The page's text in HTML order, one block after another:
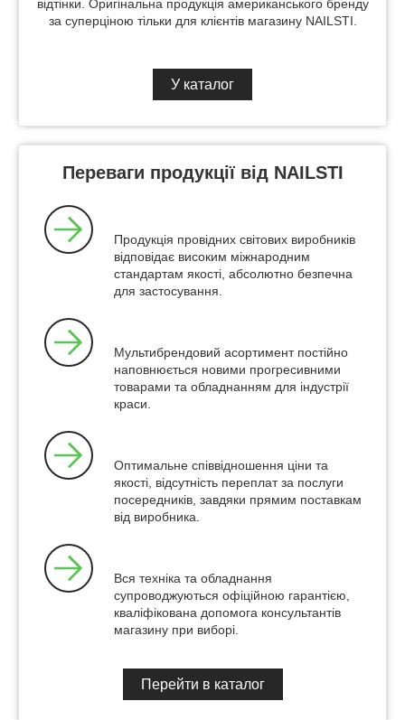
відтінки. Оригінальна продукція американського бренду
за суперціною тільки для клієнтів магазину NAILSTI.
У каталог
Переваги продукції від NAILSTI
Продукція провідних світових виробників
відповідає високим міжнародним
стандартам якості, абсолютно безпечна
для застосування.
Мультибрендовий асортимент постійно
наповнюється новими прогресивними
товарами та обладнанням для індустрії
краси.
Оптимальне співвідношення ціни та
якості, відсутність переплат за послуги
посередників, завдяки прямим поставкам
від виробника.
Вся техніка та обладнання
супроводжуються офіційною гарантією,
кваліфікована допомога консультантів
магазину при виборі.
Перейти в каталог